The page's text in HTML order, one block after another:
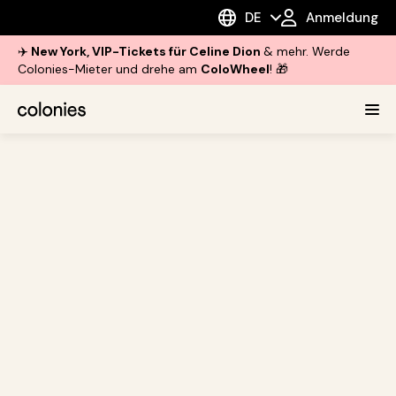
DE Anmeldung
✈️ New York, VIP-Tickets für Celine Dion & mehr. Werde
Colonies-Mieter und drehe am ColoWheel! 🎁